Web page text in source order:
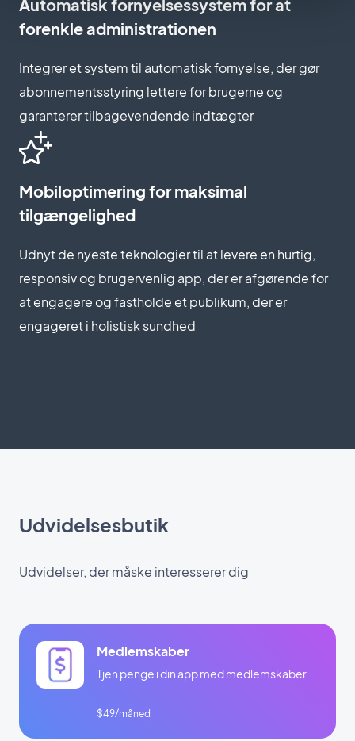
Automatisk fornyelsessystem for at
forenkle administrationen
Integrer et system til automatisk fornyelse, der gør
abonnementsstyring lettere for brugerne og
garanterer tilbagevendende indtægter
Mobiloptimering for maksimal
tilgængelighed
Udnyt de nyeste teknologier til at levere en hurtig,
responsiv og brugervenlig app, der er afgørende for
at engagere og fastholde et publikum, der er
engageret i holistisk sundhed
Udvidelsesbutik
Udvidelser, der måske interesserer dig
Medlemskaber
Tjen penge i din app med medlemskaber
$49/måned